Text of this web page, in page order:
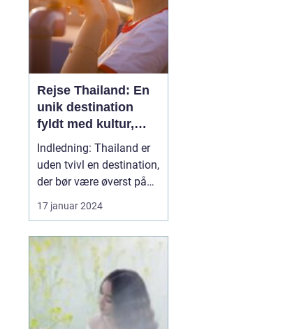
Rejse Thailand: En
unik destination
fyldt med kultur,
skønhed og eventyr
Indledning: Thailand er
uden tvivl en destination,
der bør være øverst på
listen for enhver rejsende
og eventyrlysten sjæl.
skønhed, rige kultur og
spændende historie, er
det et land, der tilbyder
noget for enhver smag. I
denne artik...
17 januar 2024